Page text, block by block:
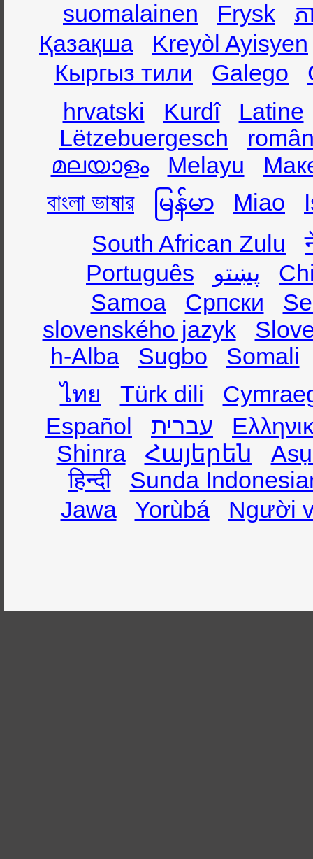
suomalainen
Frysk
ភ
Қазақша
Kreyòl Ayisyen
Кыргыз тили
Galego
hrvatski
Kurdî
Latine
Lëtzebuergesch
മലയാളം
Melayu
বাংলা ভাষার
မြန်မာ Miao
South African Zulu
Português
پښتو
Samoa
Српски
slovenského jazyk
h-Alba
Sugbo
Somali
ไทย
Türk dili
Español
עברית
Shinra
Հայերեն
हिन्दी
Sunda
Jawa
Yorùbá Người